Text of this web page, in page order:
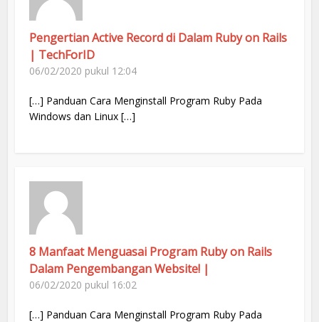
Pengertian Active Record di Dalam Ruby on Rails
| TechForID
06/02/2020 pukul 12:04
[…] Panduan Cara Menginstall Program Ruby Pada
Windows dan Linux […]
8 Manfaat Menguasai Program Ruby on Rails
Dalam Pengembangan Website! |
06/02/2020 pukul 16:02
[…] Panduan Cara Menginstall Program Ruby Pada